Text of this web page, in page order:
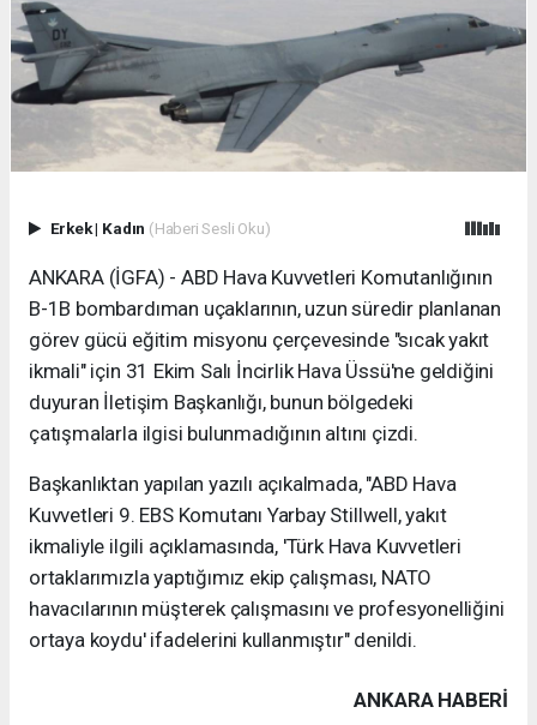
Erkek| Kadın (Haberi Sesli Oku)
ANKARA (İGFA) - ABD Hava Kuvvetleri Komutanlığının
B-1B bombardıman uçaklarının, uzun süredir planlanan
görev gücü eğitim misyonu çerçevesinde "sıcak yakıt
ikmali" için 31 Ekim Salı İncirlik Hava Üssü'ne geldiğini
duyuran İletişim Başkanlığı, bunun bölgedeki
çatışmalarla ilgisi bulunmadığının altını çizdi.
Başkanlıktan yapılan yazılı açıkalmada, "ABD Hava
Kuvvetleri 9. EBS Komutanı Yarbay Stillwell, yakıt
ikmaliyle ilgili açıklamasında, 'Türk Hava Kuvvetleri
ortaklarımızla yaptığımız ekip çalışması, NATO
havacılarının müşterek çalışmasını ve profesyonelliğini
ortaya koydu' ifadelerini kullanmıştır" denildi.
ANKARA HABERİ